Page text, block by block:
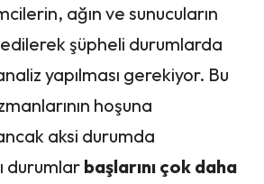
ağın ve sunucuların
şüpheli durumlarda
yapılması gerekiyor. Bu
hoşuna
aksi durumda
durumlar başlarını çok daha